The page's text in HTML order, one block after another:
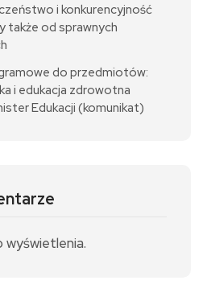
i konkurencyjność
także od sprawnych
do przedmiotów:
i edukacja zdrowotna
Edukacji (komunikat)